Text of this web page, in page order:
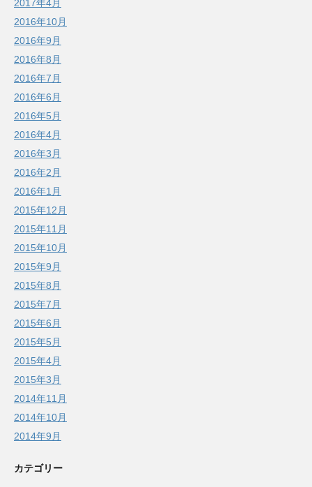
2017年4月
2016年10月
2016年9月
2016年8月
2016年7月
2016年6月
2016年5月
2016年4月
2016年3月
2016年2月
2016年1月
2015年12月
2015年11月
2015年10月
2015年9月
2015年8月
2015年7月
2015年6月
2015年5月
2015年4月
2015年3月
2014年11月
2014年10月
2014年9月
カテゴリー